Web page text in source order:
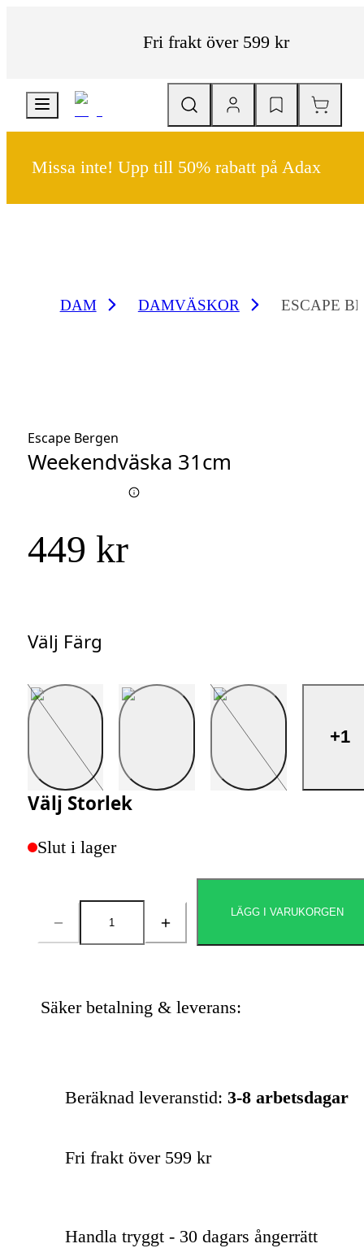
Fri frakt över 599 kr
Missa inte! Upp till 50% rabatt på Adax
DAM DAMVÄSKOR ESCAPE
Escape Bergen
Weekendväska 31cm
449 kr
Välj Färg
Välj Färg
+1
Välj Storlek
Slut i lager
Antal
LÄGG I VARUKORGEN
Säker betalning & leverans:
Beräknad leveranstid: 3-8 arbetsdagar
Fri frakt över 599 kr
Handla tryggt - 30 dagars ångerrätt